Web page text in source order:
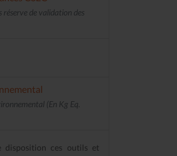
réserve de validation des
(En Kg Eq.
disposition ces outils et